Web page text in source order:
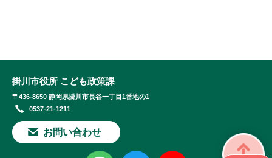
掛川市役所 こども政策課
〒436-8650 静岡県掛川市長谷一丁目1番地の1
0537-21-1211
お問い合わせ